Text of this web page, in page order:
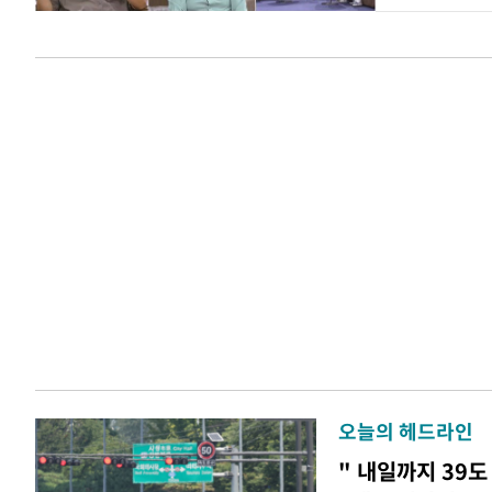
오늘의 헤드라인
" 내일까지 39